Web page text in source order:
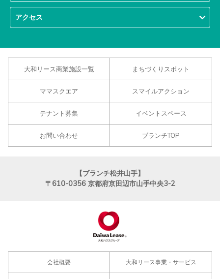
アクセス
大和リース商業施設一覧 まちづくりスポット
ママスクエア スマイルアクション
テナント募集 イベントスペース
お問い合わせ ブランチTOP
【ブランチ松井山手】
〒610-0356 京都府京田辺市山手中央3-2
会社概要 大和リース事業・サービス